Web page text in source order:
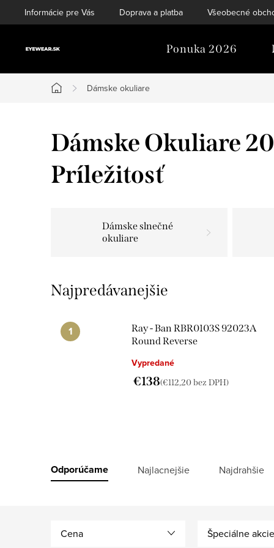
na
Informácie pre Vás Doprava a platba Všeobecné
Ponuka 2026
Domov
Dámske okuliare
Dámske Okuliare
Príležitosť
Dámske slnečné
okuliare
Najpredávanejšie
Ray - Ban RBR0103S 92023A
Round Reverse
Vypredané
€138(€112,20 bez DPH)
R
Odporúčame Najlacnejšie Najdrahšie
Cena Špeciálne akcie